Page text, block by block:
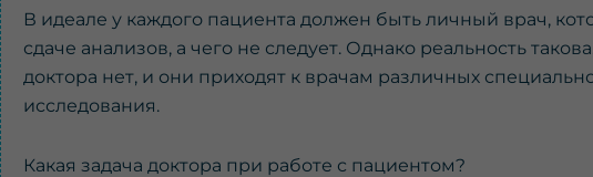
В идеале у каждого пациента должен быть личный врач,
сдаче анализов, а чего не следует. Однако реальность
доктора нет, и они приходят к врачам различных
исследования.
Какая задача доктора при работе с пациентом?